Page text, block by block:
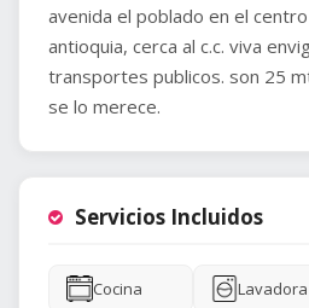
avenida el poblado en el
antioquia, cerca al c.c. viva
transportes publicos. son 25
se lo merece.
Servicios Incluidos
Cocina Lavadora